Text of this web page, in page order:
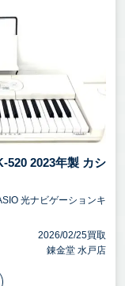
520 2023年製 カシ
光ナビゲーションキ
2026/02/25買取
錬金堂 水戸店